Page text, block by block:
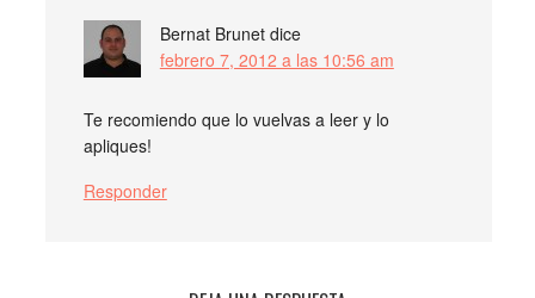
Bernat Brunet dice
febrero 7, 2012 a las 10:56 am
Te recomiendo que lo vuelvas a leer y lo
apliques!
Responder